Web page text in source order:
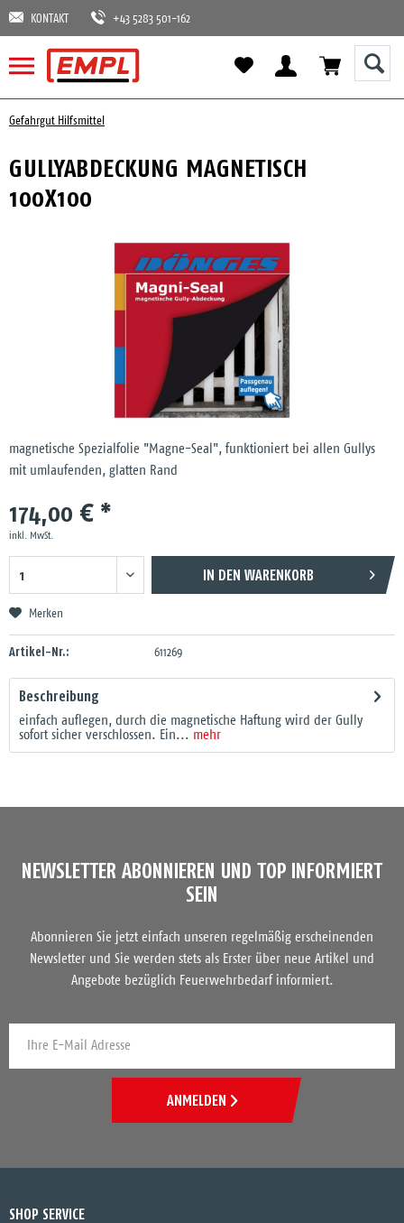
KONTAKT +43 5283 501-162
Gefahrgut Hilfsmittel
GULLYABDECKUNG MAGNETISCH
100X100
magnetische Spezialfolie "Magne-Seal", funktioniert bei allen Gullys
mit umlaufenden, glatten Rand
174,00 € *
inkl. MwSt.
IN DEN WARENKORB
Merken
Artikel-Nr.: 611269
Beschreibung
einfach auflegen, durch die magnetische Haftung wird der Gully
sofort sicher verschlossen. Ein... mehr
NEWSLETTER ABONNIEREN UND TOP INFORMIERT
SEIN
Abonnieren Sie jetzt einfach unseren regelmäßig erscheinenden
Newsletter und Sie werden stets als Erster über neue Artikel und
Angebote bezüglich Feuerwehrbedarf informiert.
ANMELDEN
SHOP SERVICE